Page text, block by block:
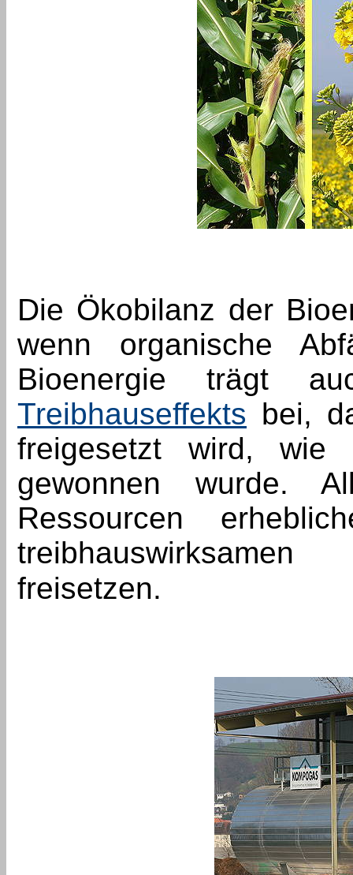
Die Ökobilanz der
wenn organische
Bioenergie trägt
Treibhauseffekts bei,
freigesetzt wird, wie
gewonnen wurde.
Ressourcen
freisetzen.